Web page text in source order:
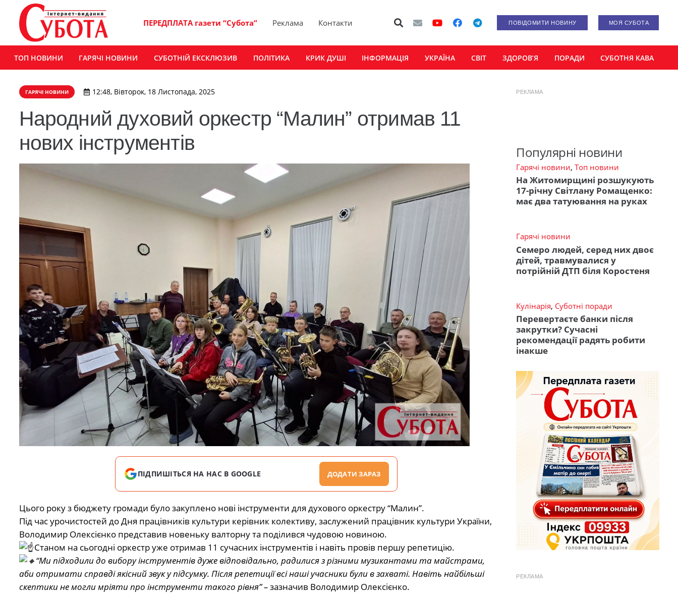
ПЕРЕДПЛАТА газети “Субота” Реклама Контакти ПОВІДОМИТИ НОВИНУ МОЯ СУБОТА
ТОП НОВИНИ ГАРЯЧІ НОВИНИ СУБОТНІЙ ЕКСКЛЮЗИВ ПОЛІТИКА КРИК ДУШІ ІНФОРМАЦІЯ УКРАЇНА СВІТ ЗДОРОВ’Я ПОРАДИ СУБОТНЯ КАВА
ГАРЯЧІ НОВИНИ 12:48, Вівторок, 18 Листопада, 2025
Народний духовий оркестр “Малин” отримав 11
нових інструментів
ПІДПИШІТЬСЯ НА НАС В GOOGLE ДОДАТИ ЗАРАЗ
Цього року з бюджету громади було закуплено нові інструменти для духового оркестру “Малин”.
Під час урочистостей до Дня працівників культури керівник колективу, заслужений працівник культури України,
Володимир Олексієнко представив новеньку валторну та поділився чудовою новиною.
Станом на сьогодні оркестр уже отримав 11 сучасних інструментів і навіть провів першу репетицію.
“Ми підходили до вибору інструментів дуже відповідально, радилися з різними музикантами та майстрами,
аби отримати справді якісний звук у підсумку. Після репетиції всі наші учасники були в захваті. Навіть найбільші
скептики не могли мріяти про інструменти такого рівня” –зазначив Володимир Олексієнко.
РЕКЛАМА
Популярні новини
Гарячі новини, Топ новини
На Житомирщині розшукують
17-річну Світлану Ромащенко:
має два татуювання на руках
Гарячі новини
Семеро людей, серед них двоє
дітей, травмувалися у
потрійній ДТП біля Коростеня
Кулінарія, Суботні поради
Перевертаєте банки після
закрутки? Сучасні
рекомендації радять робити
інакше
РЕКЛАМА